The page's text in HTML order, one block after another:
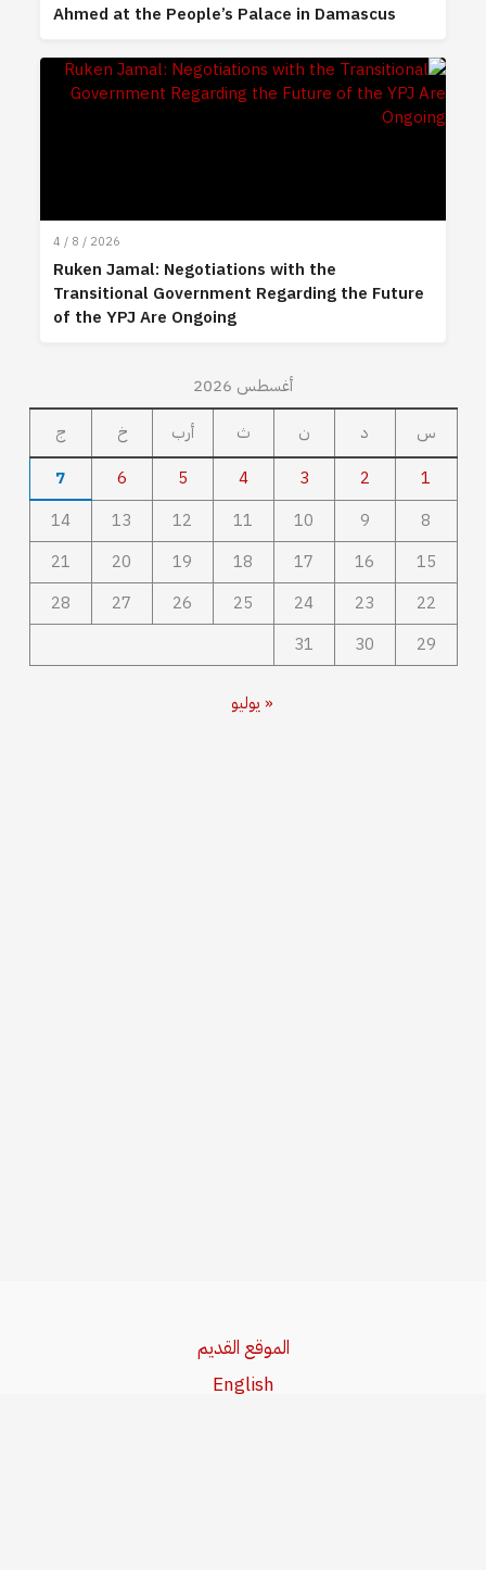
Ahmed at the People’s Palace in Damascus
4 / 8 / 2026
Ruken Jamal: Negotiations with the
Transitional Government Regarding the Future
of the YPJ Are Ongoing
أغسطس 2026
س
د ن ث أرب خ
ج
1
2
3
4
5
6
7
8
9
10
11
12
13
14
15
16
17
18
19
20
21
22
23
24
25
26
27
28
29
30
31
« يوليو
الموقع القديم
English